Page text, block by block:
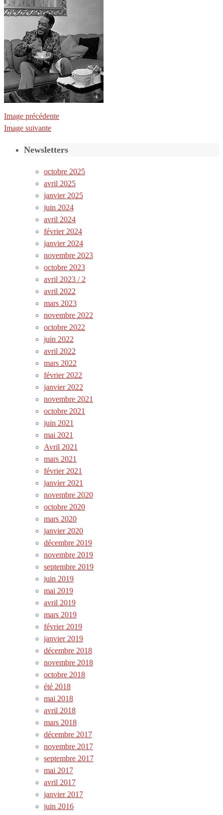
Image précédente
Image suivante
Newsletters
octobre 2025
avril 2025
janvier 2025
juin 2024
avril 2024
février 2024
janvier 2024
novembre 2023
octobre 2023
avril 2023 / 2
avril 2022
mars 2023
novembre 2022
octobre 2022
juin 2022
avril 2022
mars 2022
février 2022
janvier 2022
novembre 2021
octobre 2021
juin 2021
mai 2021
Avril 2021
mars 2021
février 2021
janvier 2021
novembre 2020
octobre 2020
mars 2020
janvier 2020
décembre 2019
novembre 2019
septembre 2019
juin 2019
mai 2019
avril 2019
mars 2019
février 2019
janvier 2019
décembre 2018
novembre 2018
octobre 2018
été 2018
mai 2018
avril 2018
mars 2018
décembre 2017
novembre 2017
septembre 2017
mai 2017
avril 2017
janvier 2017
juin 2016